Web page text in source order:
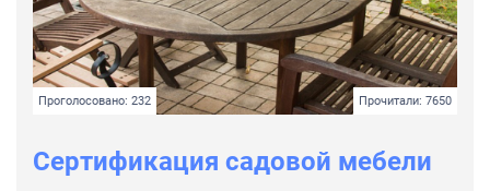
Проголосовано: 232 Прочитали: 7650
Сертификация садовой мебели